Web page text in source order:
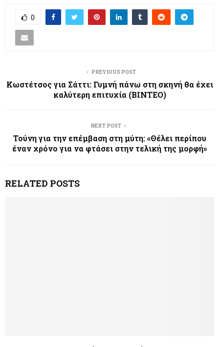
0
PREVIOUS POST
Κωστέτσος για Σάττι: Γυμνή πάνω στη σκηνή θα έχει
καλύτερη επιτυχία (ΒΙΝΤΕΟ)
NEXT POST
Τούνη για την επέμβαση στη μύτη: «Θέλει περίπου
έναν χρόνο για να φτάσει στην τελική της μορφή»
RELATED POSTS